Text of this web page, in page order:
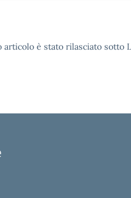
è stato rilasciato